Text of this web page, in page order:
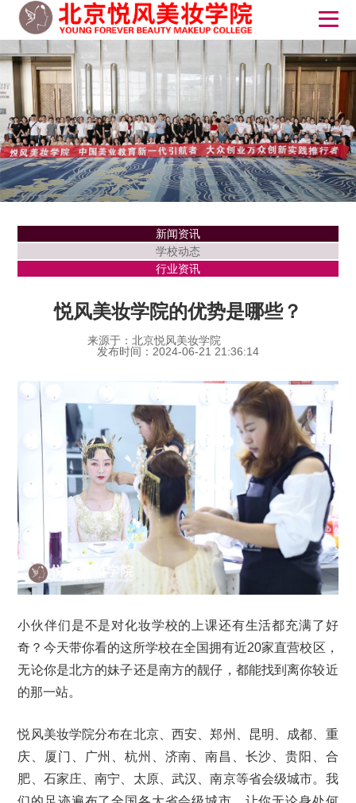
新闻资讯
学校动态
行业资讯
悦风美妆学院的优势是哪些？
来源于：北京悦风美妆学院
发布时间：2024-06-21 21:36:14
小伙伴们是不是对化妆学校的上课还有生活都充满了好
奇？今天带你看的这所学校在全国拥有近20家直营校区，
无论你是北方的妹子还是南方的靓仔，都能找到离你较近
的那一站。
悦风美妆学院分布在北京、西安、郑州、昆明、成都、重
庆、厦门、广州、杭州、济南、南昌、长沙、贵阳、合
肥、石家庄、南宁、太原、武汉、南京等省会级城市。我